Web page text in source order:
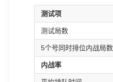
测试项
测试局数
5个号同时排位内战局数
内战率